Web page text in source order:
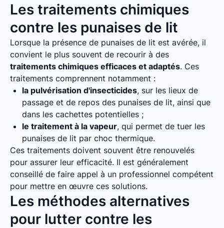
Les traitements chimiques
contre les punaises de lit
Lorsque la présence de punaises de lit est avérée, il
convient le plus souvent de recourir à des
traitements chimiques efficaces et adaptés. Ces
traitements comprennent notamment :
la pulvérisation d'insecticides, sur les lieux de
passage et de repos des punaises de lit, ainsi que
dans les cachettes potentielles ;
le traitement à la vapeur, qui permet de tuer les
punaises de lit par choc thermique.
Ces traitements doivent souvent être renouvelés
pour assurer leur efficacité. Il est généralement
conseillé de faire appel à un professionnel compétent
pour mettre en œuvre ces solutions.
Les méthodes alternatives
pour lutter contre les